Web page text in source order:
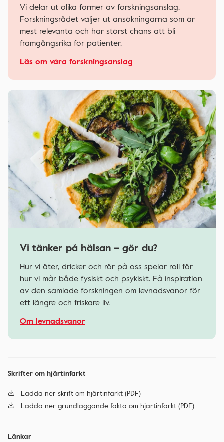
Vi delar ut olika former av forskningsanslag.
Forskningsrådet väljer ut ansökningarna som är
mest relevanta och har störst chans att bli
framgångsrika för patienter.
Läs om våra forskningsanslag
Vi tänker på hälsan – gör du?
Hur vi äter, dricker och rör på oss spelar roll för
hur vi mår både fysiskt och psykiskt. Få inspiration
av den samlade forskningen om levnadsvanor för
ett längre och friskare liv.
Om levnadsvanor
Skrifter om hjärtinfarkt
Ladda ner skrift om hjärtinfarkt (PDF)
Ladda ner grundläggande fakta om hjärtinfarkt (PDF)
Länkar